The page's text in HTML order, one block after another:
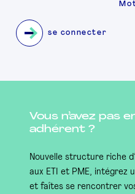
se connecter
Vous n’avez pas
adhérent ?
Nouvelle structure riche
aux ETI et PME, intégrez
et faîtes se rencontrer